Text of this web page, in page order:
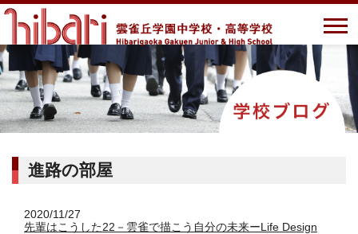
進路の部屋
2020/11/27
先輩はこうした22－雲雀で描こう自分の未来ーLife Design